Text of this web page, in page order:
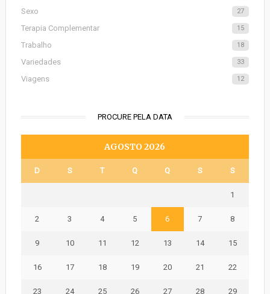
Sexo 27
Terapia Complementar 15
Trabalho 18
Variedades 33
Viagens 12
PROCURE PELA DATA
AGOSTO 2026
D S T Q Q S S
1
2 3 4 5 6 7 8
9 10 11 12 13 14 15
16 17 18 19 20 21 22
23 24 25 26 27 28 29